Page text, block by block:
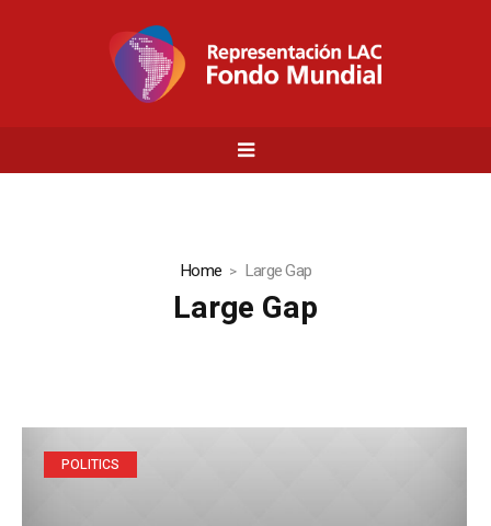
Home Large Gap
Large Gap
POLITICS